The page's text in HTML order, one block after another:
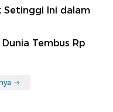
Setinggi Ini dalam
Tembus Rp